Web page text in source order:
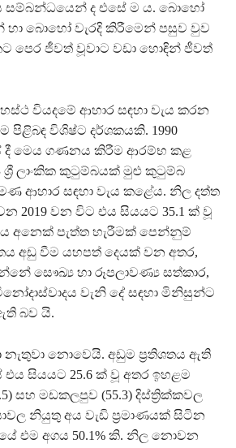
සම්බන්ධයෙන් ද එසේ ම ය. බොහෝ
හා බොහෝ වැරදි කිරීමෙන් පසුව වුව
පෙර ජීවත් වූවාට වඩා හොඳින් ජීවත්
වියදමේ ආහාර සඳහා වැය කරන
පිළිබඳ විශිෂ්ට දර්ශකයකි. 1990
දී මෙය ගණනය කිරීම ආරම්භ කළ
ශ්‍රී ලාංකික කුටුම්බයක් මුළු කුටුම්බ
ආහාර සඳහා වැය කළේය. නිල දත්ත
2019 වන විට එය සියයට 35.1 ක් වූ
අනෙක් පැත්ත හැරීමක් පෙන්නුම්
අඩු වීම යහපත් දෙයක් වන අතර,
සෞඛ්‍ය හා රූපලාවණ්‍ය සත්කාර,
වැනි දේ සඳහා මිනිසුන්ට
බව යි.
නැතුවා නොවෙයි. අඩුම ප්‍රතිශතය ඇති
සියයට 25.6 ක් වූ අතර ඉහළම
සහ මඩකලපුව (55.3) දිස්ත්‍රික්කවල
නියුතු අය වැඩි ප්‍රමාණයක් සිටින
එම අගය 50.1% කි. නිල නොවන